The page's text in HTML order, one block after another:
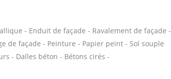
- Enduit de façade - Ravalement de façade -
de façade - Peinture - Papier peint - Sol souple
- Dalles béton - Bétons cirés -